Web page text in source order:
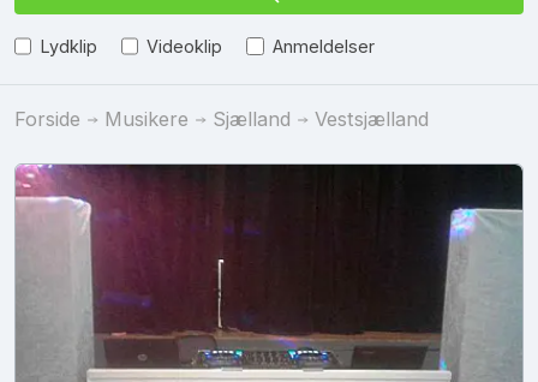
Lydklip Videoklip Anmeldelser
Forside Musikere Sjælland Vestsjælland